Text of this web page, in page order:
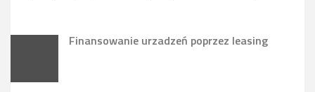
Finansowanie urzadzeń poprzez leasing